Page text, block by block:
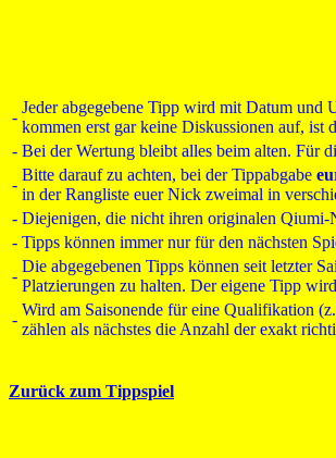
-
Jeder abgegebene Tipp wird mit Datum und
kommen erst gar keine Diskussionen auf, ist
- Bei der Wertung bleibt alles beim alten. Für
-
Bitte darauf zu achten, bei der Tippabgabe
in der Rangliste euer Nick zweimal in
- Diejenigen, die nicht ihren originalen
- Tipps können immer nur für den nächsten
-
Die abgegebenen Tipps können seit letzter
Platzierungen zu halten. Der eigene Tipp
-
Wird am Saisonende für eine Qualifikation
zählen als nächstes die Anzahl der exakt
Zurück zum Tippspiel